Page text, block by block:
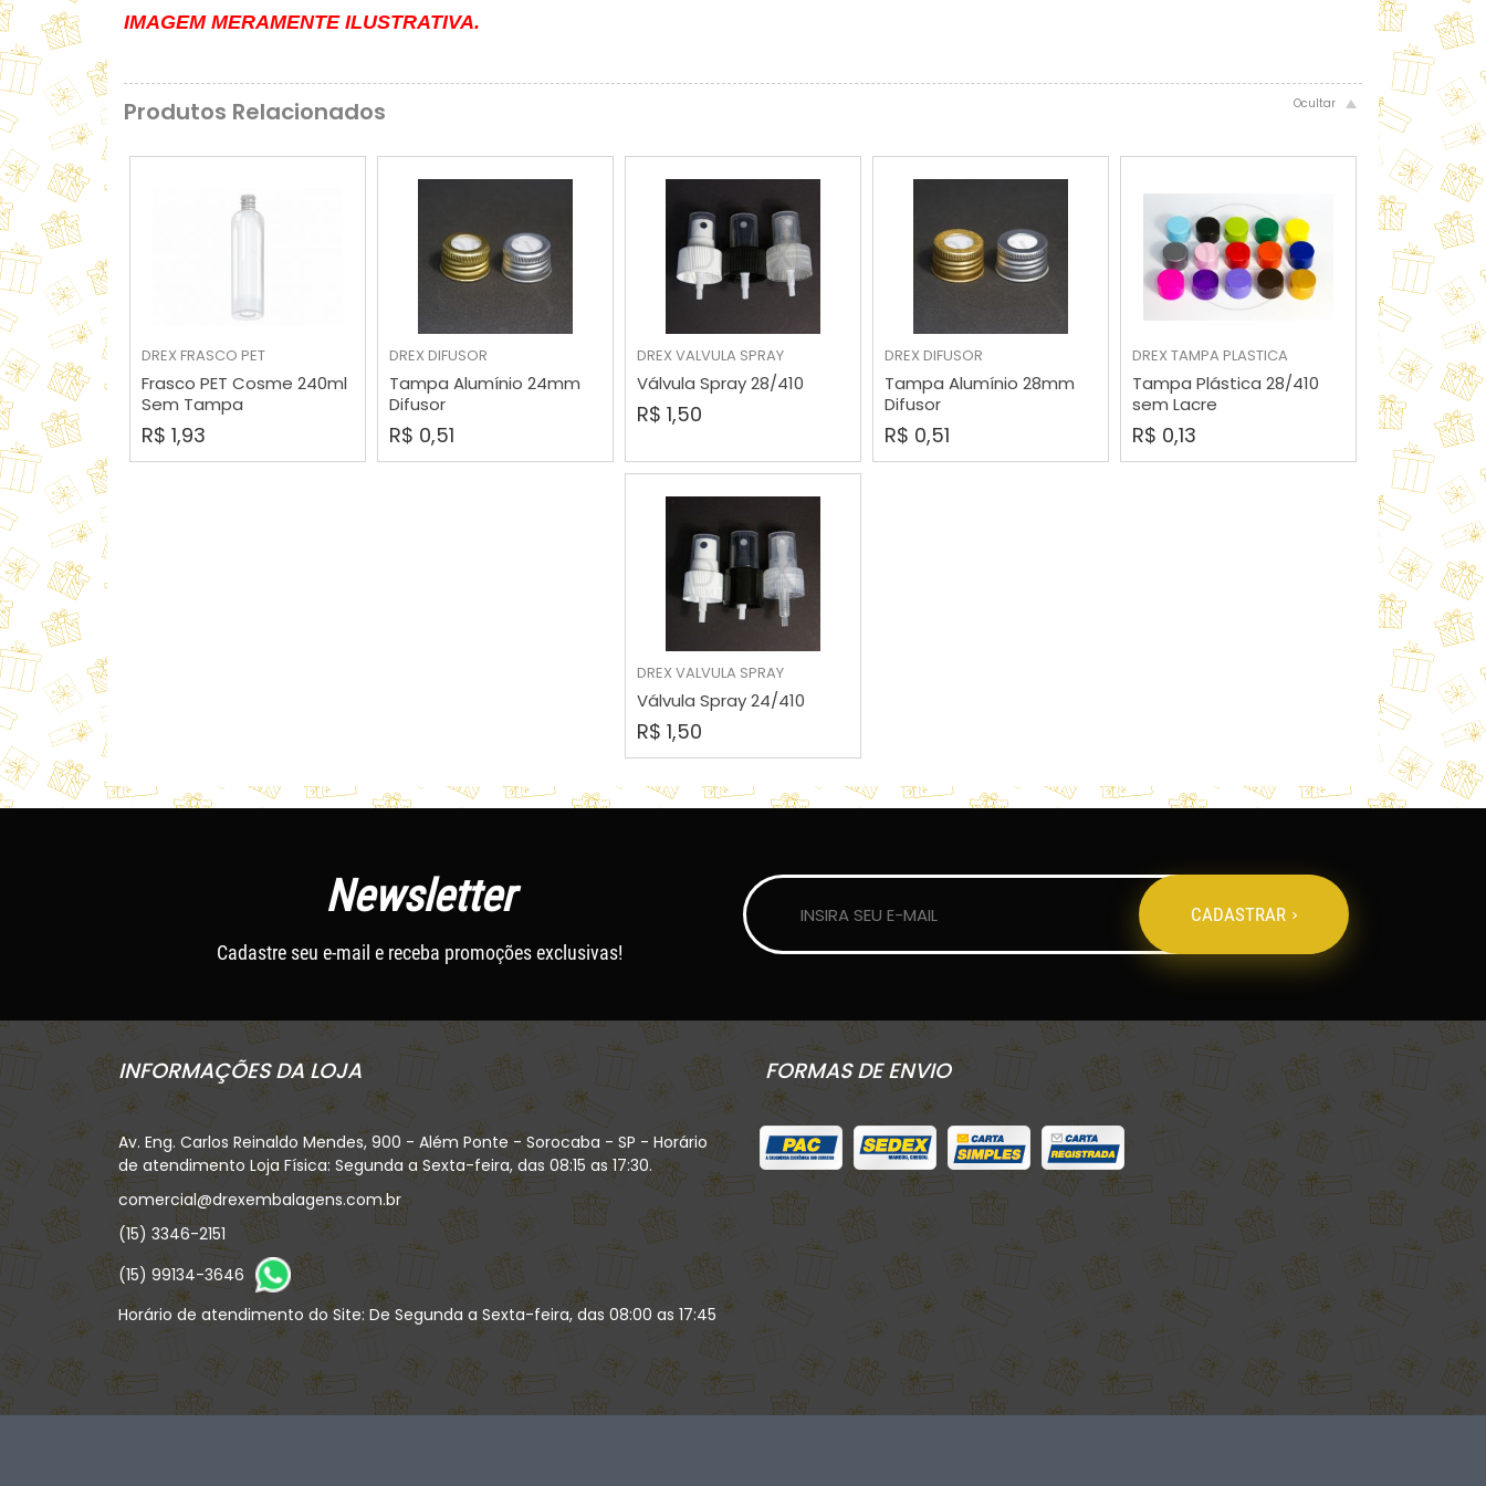
IMAGEM MERAMENTE ILUSTRATIVA.
Produtos Relacionados
DREX FRASCO PET
Frasco PET Cosme 240ml
Sem Tampa
R$ 1,93
COMPRAR DREX DIFUSOR
Tampa Alumínio 24mm
Difusor
R$ 0,51
COMPRAR DREXVALVULA SPRAY
Válvula Spray 28/410
R$ 1,50
COMPRAR DREX DIFUSOR
Tampa Alumínio 28mm
Difusor
R$ 0,51
COMPRAR DREXTAMPA PLASTICA
Tampa Plástica 28/410
sem Lacre
R$ 0,13
COMPRAR
DREXVALVULA SPRAY
Válvula Spray 24/410
R$ 1,50
COMPRAR
Newsletter
Cadastre seu e-mail e receba promoções exclusivas!
CADASTRAR
INFORMAÇÕES DA LOJA
Av. Eng. Carlos Reinaldo Mendes, 900 - Além Ponte - Sorocaba - SP - Horário
de atendimento Loja Física: Segunda a Sexta-feira, das 08:15 as 17:30.
comercial@drexembalagens.com.br
(15) 3346-2151
(15) 99134-3646
Horário de atendimento do Site: De Segunda a Sexta-feira, das 08:00 as 17:45
FORMAS DE ENVIO